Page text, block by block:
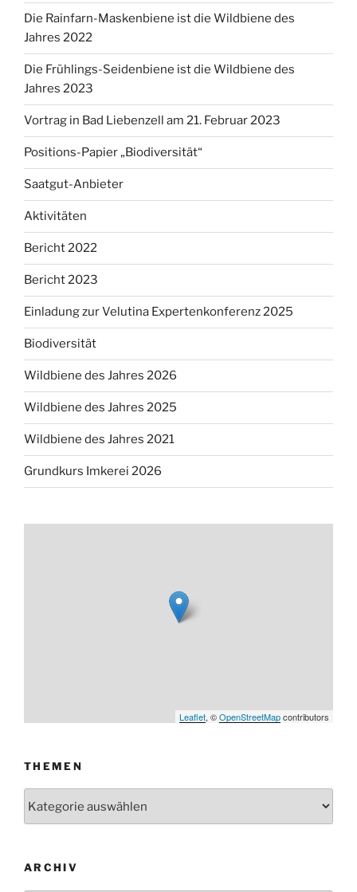
Die Rainfarn-Maskenbiene ist die Wildbiene des
Jahres 2022
Die Frühlings-Seidenbiene ist die Wildbiene des
Jahres 2023
Vortrag in Bad Liebenzell am 21. Februar 2023
Positions-Papier „Biodiversität“
Saatgut-Anbieter
Aktivitäten
Bericht 2022
Bericht 2023
Einladung zur Velutina Expertenkonferenz 2025
Biodiversität
Wildbiene des Jahres 2026
Wildbiene des Jahres 2025
Wildbiene des Jahres 2021
Grundkurs Imkerei 2026
Leaflet, ©OpenStreetMapcontributors
THEMEN
ARCHIV